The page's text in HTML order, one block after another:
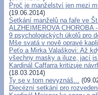
Proč je manželství jen mezi
(19.06.2014)
Setkání manželů na faře ve
ALZHEIMEROVA CHOROBA
9 psychologických úkolů pro
Mše svatá v nově opravé
Peťo a Mirka Valaškovi: Až
všechny masky a iluze, jací
Kardinál Caffarra kritizuje
(18.03.2014)
Ty se v tom nevyznáš...
Diecézní setkání pro